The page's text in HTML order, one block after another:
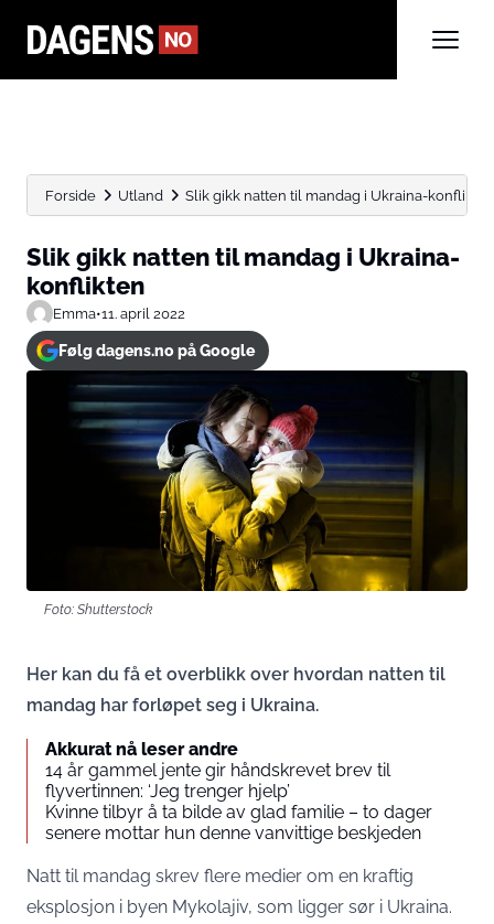
Forside Utland Slik gikk natten til mandag i Ukraina-konflikten
Slik gikk natten til mandag i Ukraina-
konflikten
Emma•11. april 2022
Følg dagens.no på Google
Foto: Shutterstock
Her kan du få et overblikk over hvordan natten til
mandag har forløpet seg i Ukraina.
Akkurat nå leser andre
14 år gammel jente gir håndskrevet brev til
flyvertinnen: ‘Jeg trenger hjelp’
Kvinne tilbyr å ta bilde av glad familie – to dager
senere mottar hun denne vanvittige beskjeden
Natt til mandag skrev flere medier om en kraftig
eksplosjon i byen Mykolajiv, som ligger sør i Ukraina.